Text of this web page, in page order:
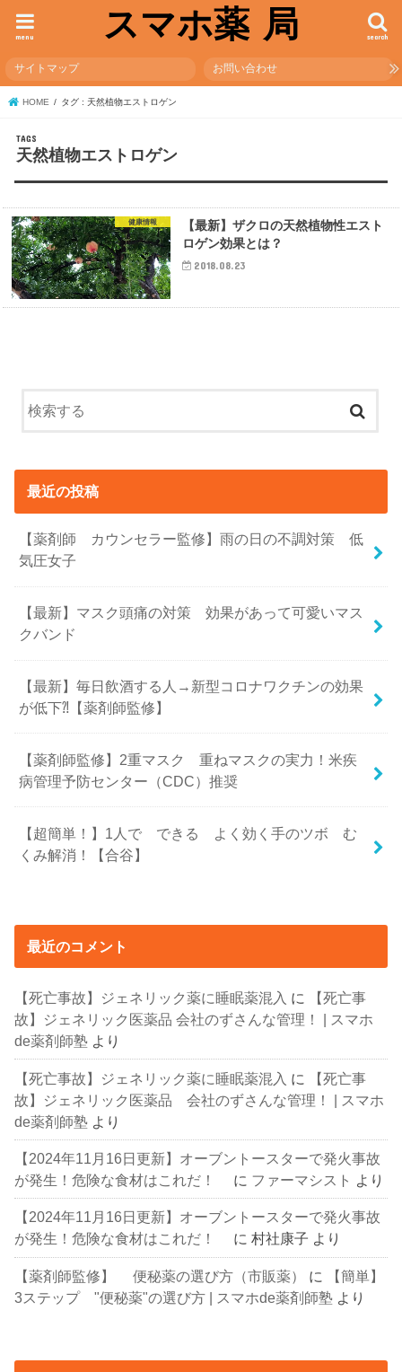
スマホ薬 局 search
menu
サイトマップ お問い合わせ
HOME タグ : 天然植物エストロゲン
天然植物エストロゲン
健康情報
【最新】ザクロの天然植物性エスト
ロゲン効果とは？
2018.08.23
最近の投稿
【薬剤師 カウンセラー監修】雨の日の不調対策 低
気圧女子
【最新】マスク頭痛の対策 効果があって可愛いマス
クバンド
【最新】毎日飲酒する人→新型コロナワクチンの効果
が低下⁈【薬剤師監修】
【薬剤師監修】2重マスク 重ねマスクの実力！米疾
病管理予防センター（CDC）推奨
【超簡単！】1人で できる よく効く手のツボ む
くみ解消！【合谷】
最近のコメント
【死亡事故】ジェネリック薬に睡眠薬混入 に
【死亡事
故】ジェネリック医薬品 会社のずさんな管理！ | スマホ
de薬剤師塾 より
【死亡事故】ジェネリック薬に睡眠薬混入 に
【死亡事
故】ジェネリック医薬品 会社のずさんな管理！ | スマホ
de薬剤師塾 より
【2024年11月16日更新】オーブントースターで発火事故
が発生！危険な食材はこれだ！
に ファーマシスト より
【2024年11月16日更新】オーブントースターで発火事故
が発生！危険な食材はこれだ！
に村社康子 より
【薬剤師監修】 便秘薬の選び方（市販薬） に
【簡単】
3ステップ "便秘薬"の選び方 | スマホde薬剤師塾 より